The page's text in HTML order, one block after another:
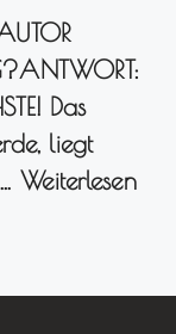
Das
liegt
…Weiterlesen